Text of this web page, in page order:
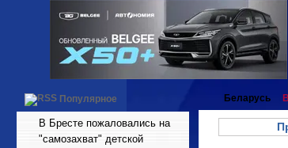
Популярное
В Бресте пожаловались на
"самозахват" детской
Беларусь